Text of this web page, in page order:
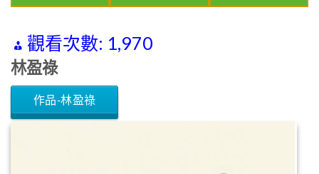
觀看次數: 1,970
林盈祿
作品-林盈祿